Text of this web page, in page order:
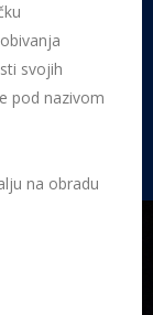
svojih
pod nazivom
na obradu